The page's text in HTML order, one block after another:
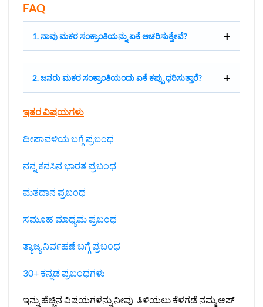
FAQ
1. ನಾವು ಮಕರ ಸಂಕ್ರಾಂತಿಯನ್ನು ಏಕೆ ಆಚರಿಸುತ್ತೇವೆ?
2. ಜನರು ಮಕರ ಸಂಕ್ರಾಂತಿಯಂದು ಏಕೆ ಕಪ್ಪು ಧರಿಸುತ್ತಾರೆ?
ಇತರ ವಿಷಯಗಳು
ದೀಪಾವಳಿಯ ಬಗ್ಗೆ ಪ್ರಬಂಧ
ನನ್ನ ಕನಸಿನ ಭಾರತ ಪ್ರಬಂಧ
ಮತದಾನ ಪ್ರಬಂಧ
ಸಮೂಹ ಮಾಧ್ಯಮ ಪ್ರಬಂಧ
ತ್ಯಾಜ್ಯ ನಿರ್ವಹಣೆ ಬಗ್ಗೆ ಪ್ರಬಂಧ
30+ ಕನ್ನಡ ಪ್ರಬಂಧಗಳು
ಇನ್ನು ಹೆಚ್ಚಿನ ವಿಷಯಗಳನ್ನು ನೀವು ತಿಳಿಯಲು ಕೆಳಗಡೆ ನಮ್ಮ ಆಪ್